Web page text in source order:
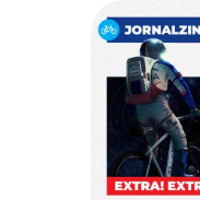
uso
Um dos
sucesso
bicicletas
nova
Absolute
do quadro
marca
popular